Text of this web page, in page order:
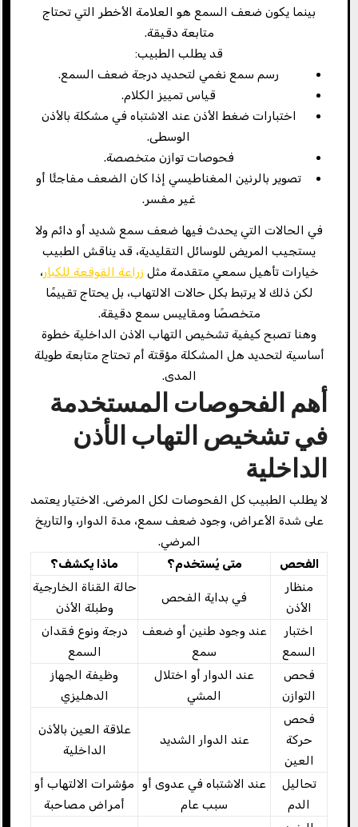
بينما يكون ضعف السمع هو العلامة الأخطر التي تحتاج
متابعة دقيقة.
قد يطلب الطبيب:
رسم سمع نغمي لتحديد درجة ضعف السمع.
قياس تمييز الكلام.
اختبارات ضغط الأذن عند الاشتباه في مشكلة بالأذن
الوسطى.
فحوصات توازن متخصصة.
تصوير بالرنين المغناطيسي إذا كان الضعف مفاجئًا أو
غير مفسر.
في الحالات التي يحدث فيها ضعف سمع شديد أو دائم ولا
يستجيب المريض للوسائل التقليدية، قد يناقش الطبيب
خيارات تأهيل سمعي متقدمة مثل زراعة القوقعة للكبار،
لكن ذلك لا يرتبط بكل حالات الالتهاب، بل يحتاج تقييمًا
متخصصًا ومقاييس سمع دقيقة.
وهنا تصبح كيفية تشخيص التهاب الاذن الداخلية خطوة
أساسية لتحديد هل المشكلة مؤقتة أم تحتاج متابعة طويلة
المدى.
أهم الفحوصات المستخدمة
في تشخيص التهاب الأذن
الداخلية
لا يطلب الطبيب كل الفحوصات لكل المرضى. الاختيار يعتمد
على شدة الأعراض، وجود ضعف سمع، مدة الدوار، والتاريخ
المرضي.
الفحص
متى يُستخدم؟
ماذا يكشف؟
منظار
الأذن
في بداية الفحص
حالة القناة الخارجية
وطبلة الأذن
اختبار
السمع
عند وجود طنين أو ضعف
سمع
درجة ونوع فقدان
السمع
فحص
التوازن
عند الدوار أو اختلال
المشي
وظيفة الجهاز
الدهليزي
فحص
حركة
العين
عند الدوار الشديد
علاقة العين بالأذن
الداخلية
تحاليل
الدم
عند الاشتباه في عدوى أو
سبب عام
مؤشرات الالتهاب أو
أمراض مصاحبة